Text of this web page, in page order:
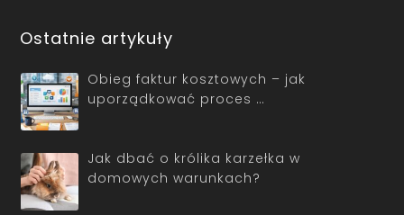
Ostatnie artykuły
Obieg faktur kosztowych – jak
uporządkować proces …
Jak dbać o królika karzełka w
domowych warunkach?